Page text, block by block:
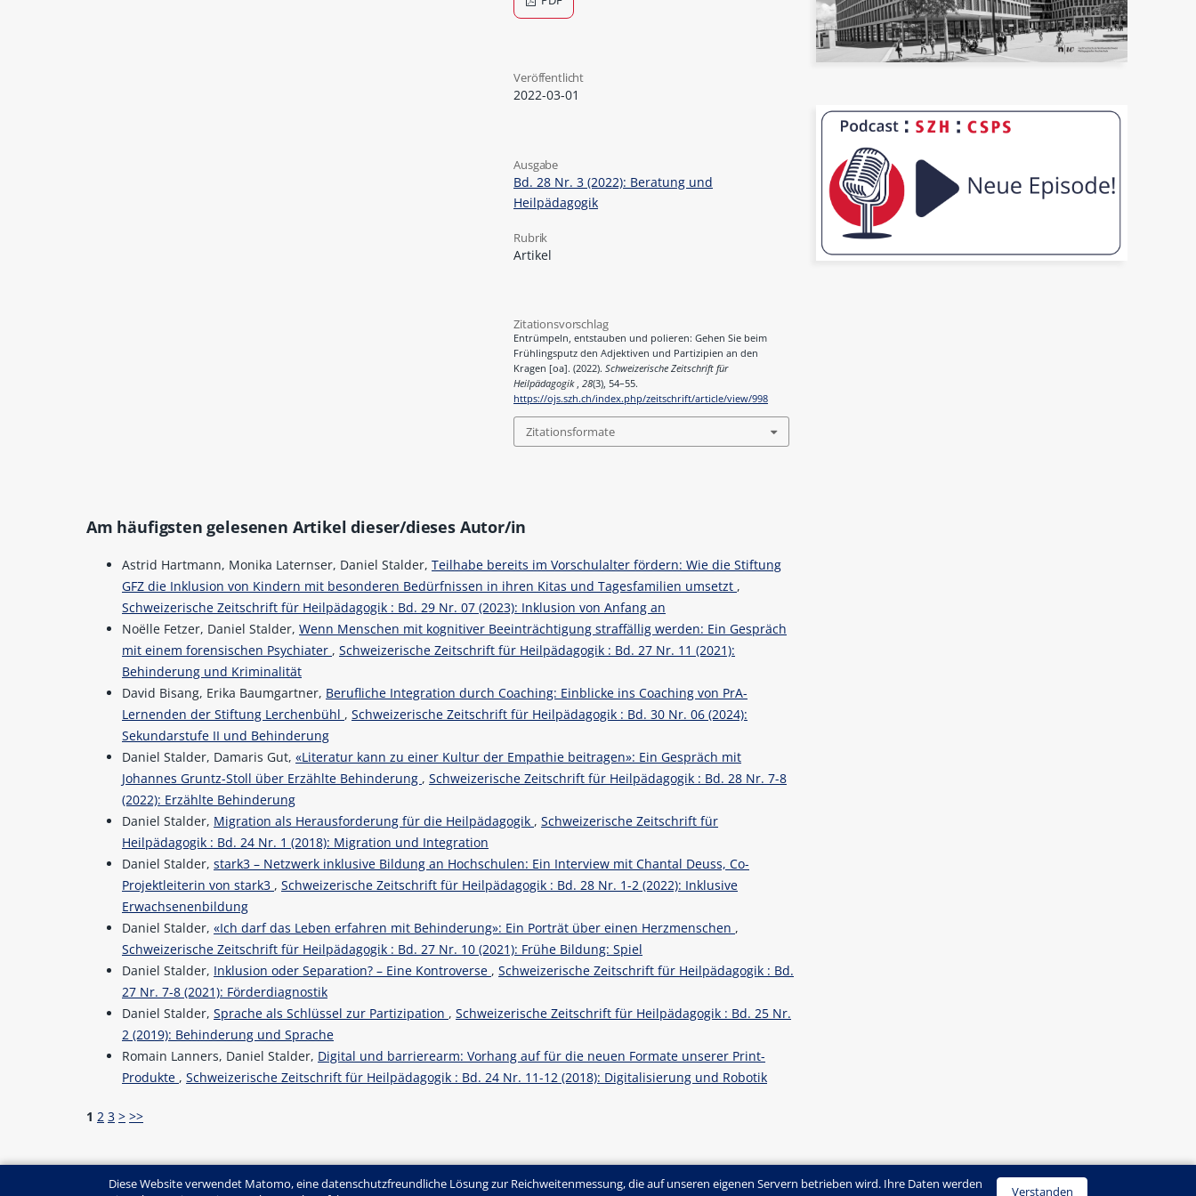
Veröffentlicht
2022-03-01
Ausgabe
Bd. 28 Nr. 3 (2022): Beratung und
Heilpädagogik
Rubrik
Artikel
Zitationsvorschlag
Entrümpeln, entstauben und polieren: Gehen Sie beim
Frühlingsputz den Adjektiven und Partizipien an den
Kragen [oa]. (2022).Schweizerische Zeitschrift für
Heilpädagogik ,28(3), 54–55.
https://ojs.szh.ch/index.php/zeitschrift/article/view/998
Zitationsformate
Am häufigsten gelesenen Artikel dieser/dieses Autor/in
Astrid Hartmann, Monika Laternser, Daniel Stalder,Teilhabe bereits im Vorschulalter fördern: Wie die Stiftung
GFZ die Inklusion von Kindern mit besonderen Bedürfnissen in ihren Kitas und Tagesfamilien umsetzt ,
Schweizerische Zeitschrift für Heilpädagogik : Bd. 29 Nr. 07 (2023): Inklusion von Anfang an
Noëlle Fetzer, Daniel Stalder,Wenn Menschen mit kognitiver Beeinträchtigung straffällig werden: Ein Gespräch
mit einem forensischen Psychiater ,Schweizerische Zeitschrift für Heilpädagogik : Bd. 27 Nr. 11 (2021):
Behinderung und Kriminalität
David Bisang, Erika Baumgartner, Berufliche Integration durch Coaching: Einblicke ins Coaching von PrA-
Lernenden der Stiftung Lerchenbühl ,Schweizerische Zeitschrift für Heilpädagogik : Bd. 30 Nr. 06 (2024):
Sekundarstufe II und Behinderung
Daniel Stalder, Damaris Gut,«Literatur kann zu einer Kultur der Empathie beitragen»: Ein Gespräch mit
Johannes Gruntz-Stoll über Erzählte Behinderung ,Schweizerische Zeitschrift für Heilpädagogik : Bd. 28 Nr. 7-8
(2022): Erzählte Behinderung
Daniel Stalder, Migration als Herausforderung für die Heilpädagogik ,Schweizerische Zeitschrift für
Heilpädagogik : Bd. 24 Nr. 1 (2018): Migration und Integration
Daniel Stalder,stark3 – Netzwerk inklusive Bildung an Hochschulen: Ein Interview mit Chantal Deuss, Co-
Projektleiterin von stark3 ,Schweizerische Zeitschrift für Heilpädagogik : Bd. 28 Nr. 1-2 (2022): Inklusive
Erwachsenenbildung
Daniel Stalder,«Ich darf das Leben erfahren mit Behinderung»: Ein Porträt über einen Herzmenschen ,
Schweizerische Zeitschrift für Heilpädagogik : Bd. 27 Nr. 10 (2021): Frühe Bildung: Spiel
Daniel Stalder, Inklusion oder Separation? – Eine Kontroverse ,Schweizerische Zeitschrift für Heilpädagogik : Bd.
27 Nr. 7-8 (2021): Förderdiagnostik
Daniel Stalder,Sprache als Schlüssel zur Partizipation ,Schweizerische Zeitschrift für Heilpädagogik : Bd. 25 Nr.
2 (2019): Behinderung und Sprache
Romain Lanners, Daniel Stalder, Digital und barrierearm: Vorhang auf für die neuen Formate unserer Print-
Produkte ,Schweizerische Zeitschrift für Heilpädagogik : Bd. 24 Nr. 11-12 (2018): Digitalisierung und Robotik
1 2 3 > >>
Diese Website verwendet Matomo, eine datenschutzfreundliche Lösung zur Reichweitenmessung, die auf unseren eigenen Servern betrieben wird. Ihre Daten werden
Verstanden